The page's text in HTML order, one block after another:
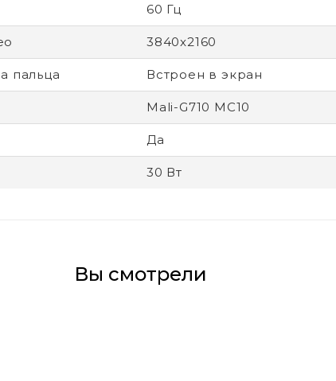
60 Гц
3840x2160
пальца Встроен в экран
Mali-G710 MC10
Да
30 Вт
Вы смотрели